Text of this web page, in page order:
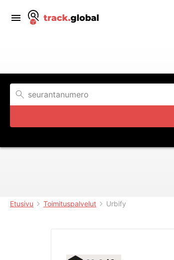
Etusivu Toimituspalvelut Urbify